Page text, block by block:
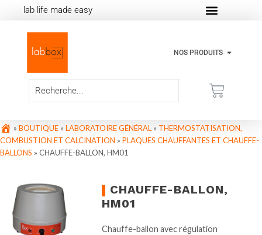
lab life made easy
NOS PRODUITS
» BOUTIQUE » LABORATOIRE GÉNÉRAL » THERMOSTATISATION,
COMBUSTION ET CALCINATION » PLAQUES CHAUFFANTES ET CHAUFFE-
BALLONS » CHAUFFE-BALLON, HM01
CHAUFFE-BALLON,
HM01
Chauffe-ballon avec régulation